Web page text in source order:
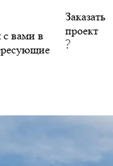
вами в
Заказать
проект